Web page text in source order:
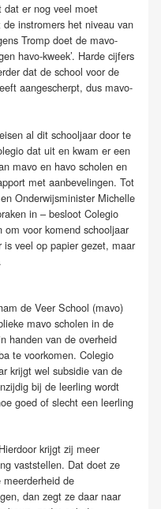
dat er nog veel moet
instromers het niveau van
Tromp doet de mavo-
havo-kweek’. Harde cijfers
dat de school voor de
aangescherpt, dus mavo-
al dit schooljaar door te
dat uit en kwam er een
mavo en havo scholen en
met aanbevelingen. Tot
Onderwijsminister Michelle
in – besloot Colegio
voor komend schooljaar
veel op papier gezet, maar
de Veer School (mavo)
mavo scholen in de
handen van de overheid
te voorkomen. Colegio
krijgt wel subsidie van de
bij de leerling wordt
goed of slecht een leerling
krijgt zij meer
vaststellen. Dat doet ze
de
dan zegt ze daar naar